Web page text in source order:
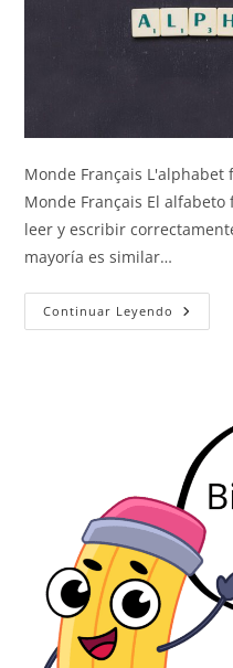
Monde Français L'alphabet
Monde Français El
leer y escribir
mayoría es similar…
Continuar Leyendo El
Alfabeto